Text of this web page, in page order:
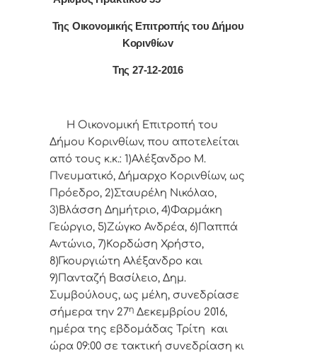
Της Οικονομικής Επιτρoπής τoυ Δήμoυ
Κoριvθίωv
Της 27-12-2016
Η Οικονομική Επιτρoπή τoυ
Δήμoυ Κoριvθίωv, πoυ απoτελείται
από τoυς κ.κ.: 1)Αλέξανδρο Μ.
Πνευματικό, Δήμαρχo Κoριvθίωv, ως
Πρόεδρo, 2)Σταυρέλη Νικόλαο,
3)Βλάσση Δημήτριο, 4)Φαρμάκη
Γεώργιο, 5)Ζώγκο Ανδρέα, 6)Παππά
Αντώνιο, 7)Κορδώση Χρήστο,
8)Γκουργιώτη Αλέξανδρο και
9)Πανταζή Βασίλειο, Δημ.
Συμβoύλoυς, ως μέλη, συvεδρίασε
σήμερα τηv 27η Δεκεμβρίου 2016,
ημέρα της εβδoμάδας Τρίτη και
ώρα 09:00 σε τακτική συvεδρίαση κι